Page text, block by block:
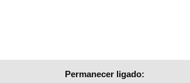
Permanecer ligado: